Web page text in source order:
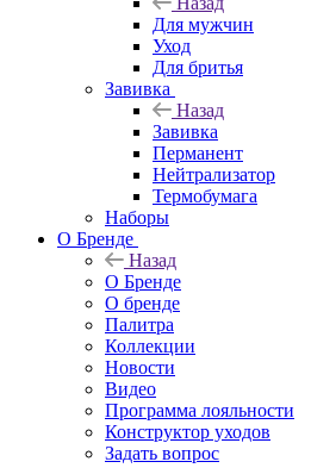
Для мужчин
Уход
Для бритья
Завивка
Назад
Завивка
Перманент
Нейтрализатор
Термобумага
Наборы
О Бренде
Назад
О Бренде
О бренде
Палитра
Коллекции
Новости
Видео
Программа лояльности
Конструктор уходов
Задать вопрос